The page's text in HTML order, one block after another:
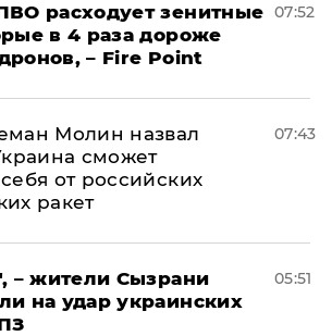
расходует зенитные
в 4 раза дороже
– Fire Point
07:52
Молин назвал
сможет
от российских
ракет
07:43
– жители Сызрани
на удар украинских
05:51